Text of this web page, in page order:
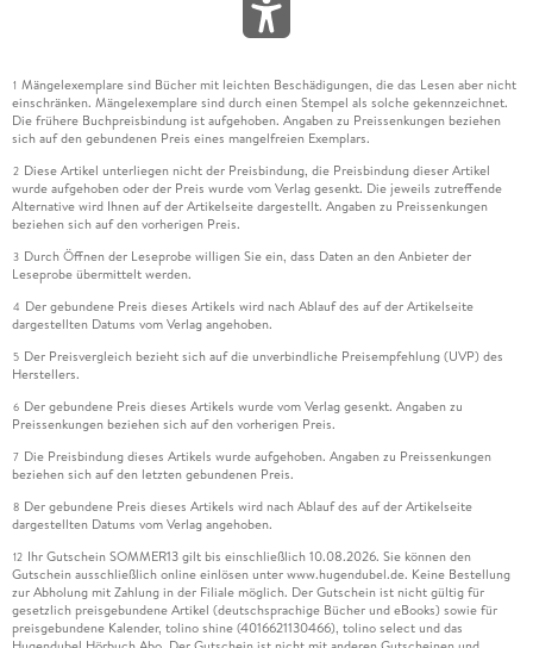
1 Mängelexemplare sind Bücher mit leichten Beschädigungen, die das Lesen aber nicht
einschränken. Mängelexemplare sind durch einen Stempel als solche gekennzeichnet.
Die frühere Buchpreisbindung ist aufgehoben. Angaben zu Preissenkungen beziehen
sich auf den gebundenen Preis eines mangelfreien Exemplars.
2 Diese Artikel unterliegen nicht der Preisbindung, die Preisbindung dieser Artikel
wurde aufgehoben oder der Preis wurde vom Verlag gesenkt. Die jeweils zutreffende
Alternative wird Ihnen auf der Artikelseite dargestellt. Angaben zu Preissenkungen
beziehen sich auf den vorherigen Preis.
3 Durch Öffnen der Leseprobe willigen Sie ein, dass Daten an den Anbieter der
Leseprobe übermittelt werden.
4 Der gebundene Preis dieses Artikels wird nach Ablauf des auf der Artikelseite
dargestellten Datums vom Verlag angehoben.
5 Der Preisvergleich bezieht sich auf die unverbindliche Preisempfehlung (UVP) des
Herstellers.
6 Der gebundene Preis dieses Artikels wurde vom Verlag gesenkt. Angaben zu
Preissenkungen beziehen sich auf den vorherigen Preis.
7 Die Preisbindung dieses Artikels wurde aufgehoben. Angaben zu Preissenkungen
beziehen sich auf den letzten gebundenen Preis.
8 Der gebundene Preis dieses Artikels wird nach Ablauf des auf der Artikelseite
dargestellten Datums vom Verlag angehoben.
12 Ihr Gutschein SOMMER13 gilt bis einschließlich 10.08.2026. Sie können den
Gutschein ausschließlich online einlösen unter www.hugendubel.de. Keine Bestellung
zur Abholung mit Zahlung in der Filiale möglich. Der Gutschein ist nicht gültig für
gesetzlich preisgebundene Artikel (deutschsprachige Bücher und eBooks) sowie für
preisgebundene Kalender, tolino shine (4016621130466), tolino select und das